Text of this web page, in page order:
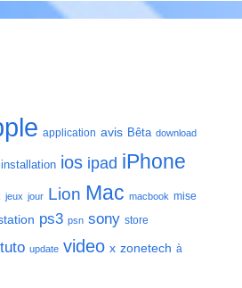
application avis Bêta download
installation ios ipad iPhone
jeux jour Lion Mac macbook mise
ps3 psn sony store
tuto update video x zonetech à